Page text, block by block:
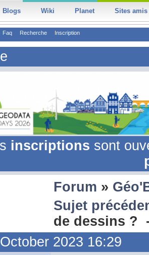
Blogs Wiki Planet Sites amis
Faq Recherche Inscription
inscriptions sont
Forum »
Sujet
de dessins
2023 16:29